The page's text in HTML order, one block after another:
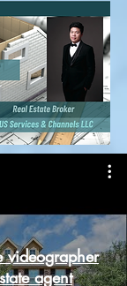
videographer
agent